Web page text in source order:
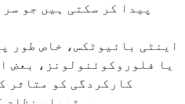
پیدا کر سکتی ہیں جو
اینٹی بائیوٹکس، خاص طور
یا فلوروکوئنولونز، بعض
کارکردگی کو متاثر